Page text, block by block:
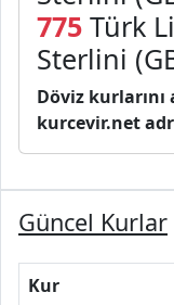
775 Türk
Sterlini
Döviz
kurcevir.net
Güncel Kurlar
Kur